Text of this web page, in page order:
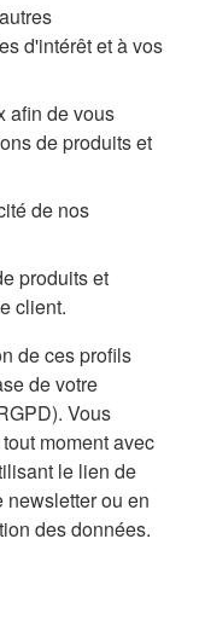
d'intérêt et à vos
afin de vous
de produits et
de nos
produits et
client.
de ces profils
de votre
Vous
moment avec
le lien de
ou en
des données.